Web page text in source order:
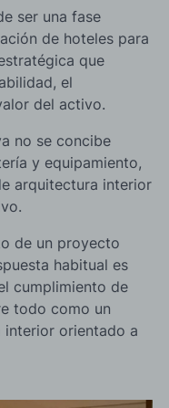
ser una fase
de hoteles para
que
el
del activo.
no se concibe
y equipamiento,
arquitectura interior
de un proyecto
habitual es
cumplimiento de
todo como un
orientado a